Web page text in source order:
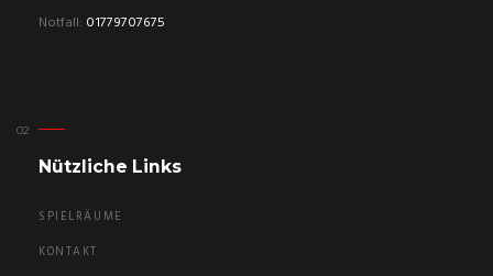
Notfall: 01779707675
Nützliche Links
SPIELRÄUME
KONTAKT